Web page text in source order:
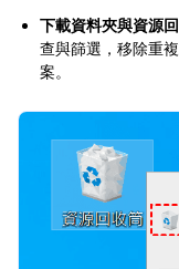
下載資料夾與資源回
查與篩選，移除重
案。